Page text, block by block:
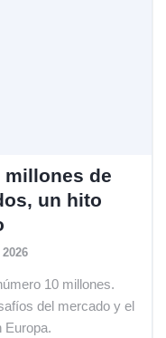
millones de
un hito
10 millones.
del mercado y el
Europa.